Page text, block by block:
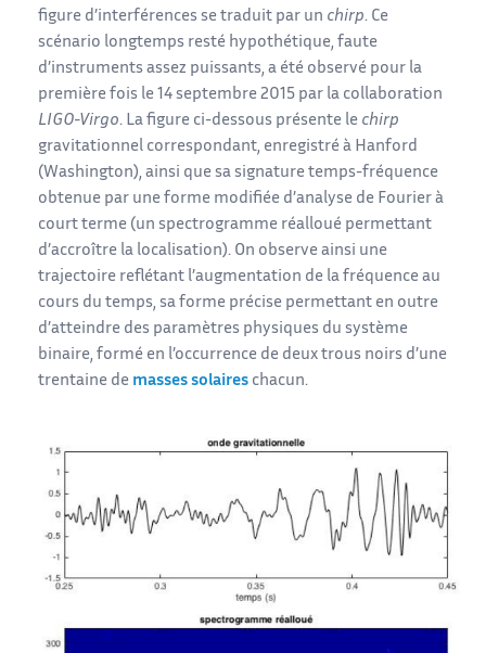
figure d’interférences se traduit par un chirp. Ce
scénario longtemps resté hypothétique, faute
d’instruments assez puissants, a été observé pour la
première fois le 14 septembre 2015 par la collaboration
LIGO-Virgo. La figure ci-dessous présente le chirp
gravitationnel correspondant, enregistré à Hanford
(Washington), ainsi que sa signature temps-fréquence
obtenue par une forme modifiée d’analyse de Fourier à
court terme (un spectrogramme réalloué permettant
d’accroître la localisation). On observe ainsi une
trajectoire reflétant l’augmentation de la fréquence au
cours du temps, sa forme précise permettant en outre
d’atteindre des paramètres physiques du système
binaire, formé en l’occurrence de deux trous noirs d’une
trentaine de masses solaires chacun.